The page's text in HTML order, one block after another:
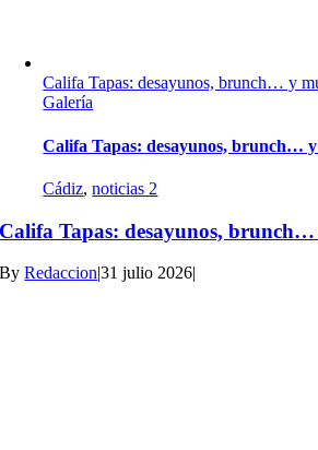
Califa Tapas: desayunos, brunch… y
Galería
Califa Tapas: desayunos, brunch…
Cádiz,noticias 2
Califa Tapas: desayunos,
ByRedaccion|31 julio 2026|